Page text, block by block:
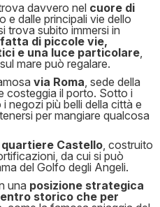
davvero nel cuore di
e dalle principali vie dello
trova subito immersi in
di piccole vie,
e una luce particolare,
mare può regalare.
via Roma, sede della
costeggia il porto. Sotto i
negozi più belli della città e
per mangiare qualcosa
Castello, costruito
da cui si può
del Golfo degli Angeli.
una posizione strategica
storico che per